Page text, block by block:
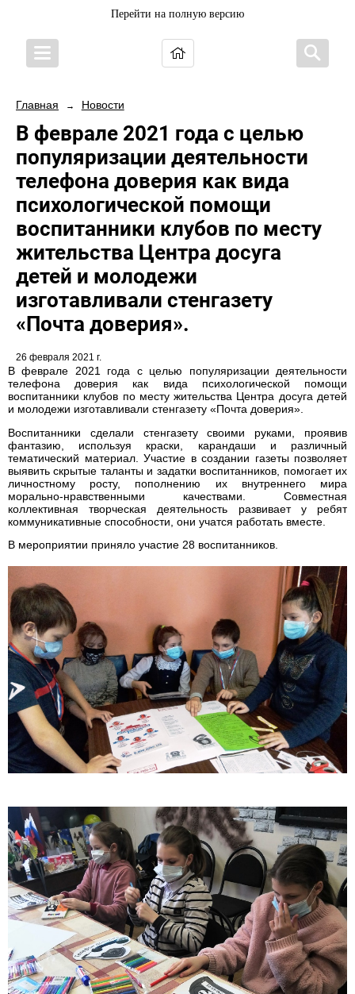
Перейти на полную версию
Главная → Новости
В феврале 2021 года с целью
популяризации деятельности
телефона доверия как вида
психологической помощи
воспитанники клубов по месту
жительства Центра досуга
детей и молодежи
изготавливали стенгазету
«Почта доверия».
26 февраля 2021 г.
В феврале 2021 года с целью популяризации деятельности
телефона доверия как вида психологической помощи
воспитанники клубов по месту жительства Центра досуга детей
и молодежи изготавливали стенгазету «Почта доверия».
Воспитанники сделали стенгазету своими руками, проявив
фантазию, используя краски, карандаши и различный
тематический материал. Участие в создании газеты позволяет
выявить скрытые таланты и задатки воспитанников, помогает их
личностному росту, пополнению их внутреннего мира
морально-нравственными качествами. Совместная
коллективная творческая деятельность развивает у ребят
коммуникативные способности, они учатся работать вместе.
В мероприятии приняло участие 28 воспитанников.